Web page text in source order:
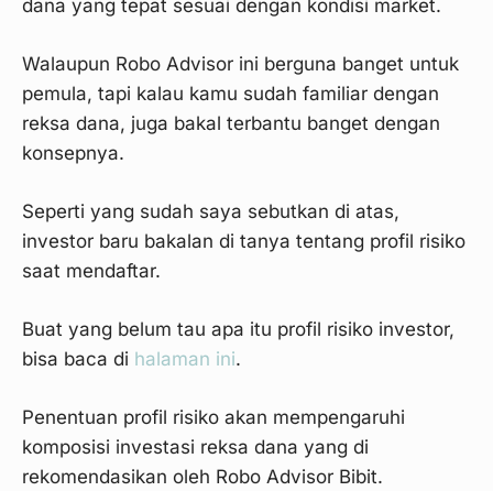
dana yang tepat sesuai dengan kondisi market.
Walaupun Robo Advisor ini berguna banget untuk
pemula, tapi kalau kamu sudah familiar dengan
reksa dana, juga bakal terbantu banget dengan
konsepnya.
Seperti yang sudah saya sebutkan di atas,
investor baru bakalan di tanya tentang profil risiko
saat mendaftar.
Buat yang belum tau apa itu profil risiko investor,
bisa baca di halaman ini.
Penentuan profil risiko akan mempengaruhi
komposisi investasi reksa dana yang di
rekomendasikan oleh Robo Advisor Bibit.